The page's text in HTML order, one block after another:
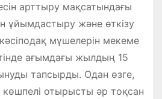
арттыру мақсатындағы
ұйымдастыру және өткізу
мүшелерін мекеме
ағымдағы жылдың 15
тапсырды. Одан өзге,
көшпелі отырысты әр тоқсан